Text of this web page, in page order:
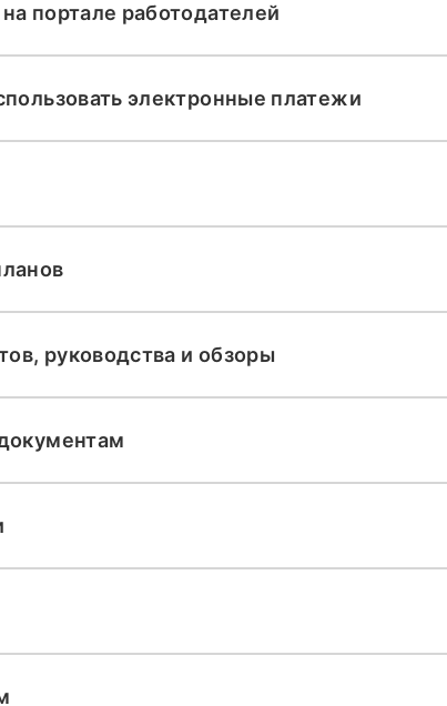
портале работодателей
электронные платежи
руководства и обзоры